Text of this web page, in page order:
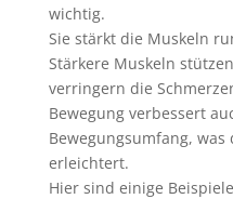
wichtig.
Sie stärkt die Muskeln
Stärkere Muskeln
verringern die
Bewegung verbessert
Bewegungsumfang,
erleichtert.
Hier sind einige